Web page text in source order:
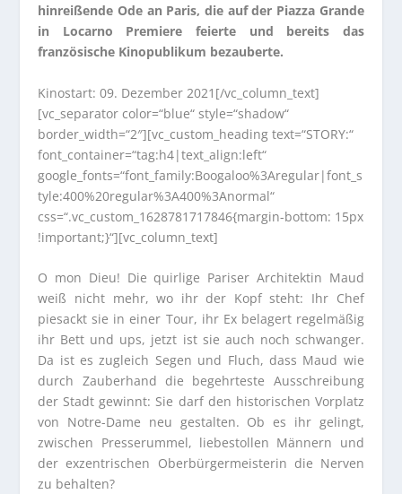
hinreißende Ode an Paris, die auf der Piazza Grande
in Locarno Premiere feierte und bereits das
französische Kinopublikum bezauberte.
Kinostart: 09. Dezember 2021[/vc_column_text]
[vc_separator color=“blue“ style=“shadow“
border_width=“2″][vc_custom_heading text=“STORY:“
font_container=“tag:h4|text_align:left“
google_fonts=“font_family:Boogaloo%3Aregular|font_s
tyle:400%20regular%3A400%3Anormal“
css=“.vc_custom_1628781717846{margin-bottom: 15px
!important;}“][vc_column_text]
O mon Dieu! Die quirlige Pariser Architektin Maud
weiß nicht mehr, wo ihr der Kopf steht: Ihr Chef
piesackt sie in einer Tour, ihr Ex belagert regelmäßig
ihr Bett und ups, jetzt ist sie auch noch schwanger.
Da ist es zugleich Segen und Fluch, dass Maud wie
durch Zauberhand die begehrteste Ausschreibung
der Stadt gewinnt: Sie darf den historischen Vorplatz
von Notre-Dame neu gestalten. Ob es ihr gelingt,
zwischen Presserummel, liebestollen Männern und
der exzentrischen Oberbürgermeisterin die Nerven
zu behalten?